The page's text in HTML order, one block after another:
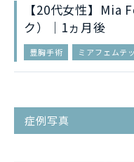
【20代女性】Mia
ク）｜1ヵ月後
豊胸手術 ミアフェムテ
症例写真